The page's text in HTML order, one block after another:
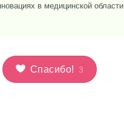
в медицинской области.
Спасибо! 3